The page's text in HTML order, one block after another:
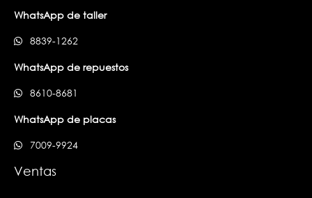
WhatsApp de taller
8839-1262
WhatsApp de repuestos
8610-8681
WhatsApp de placas
7009-9924
Ventas